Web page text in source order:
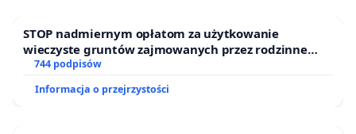
STOP nadmiernym opłatom za użytkowanie
wieczyste gruntów zajmowanych przez rodzinne
ogrody działkowe.
744 podpisów
Informacja o przejrzystości